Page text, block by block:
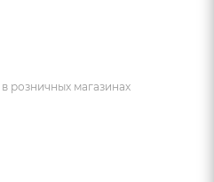
розничных магазинах